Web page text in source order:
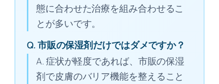
態に合わせた治療を組み合わせるこ
とが多いです。
Q. 市販の保湿剤だけではダメですか？
A. 症状が軽度であれば、市販の保湿
剤で皮膚のバリア機能を整えること